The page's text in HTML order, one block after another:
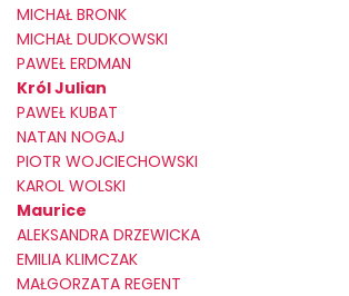
MICHAŁ BRONK
MICHAŁ DUDKOWSKI
PAWEŁ ERDMAN
Król Julian
PAWEŁ KUBAT
NATAN NOGAJ
PIOTR WOJCIECHOWSKI
KAROL WOLSKI
Maurice
ALEKSANDRA DRZEWICKA
EMILIA KLIMCZAK
MAŁGORZATA REGENT